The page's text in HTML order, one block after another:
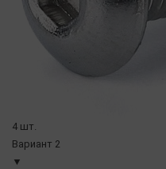
4 шт.
Вариант 2
▼